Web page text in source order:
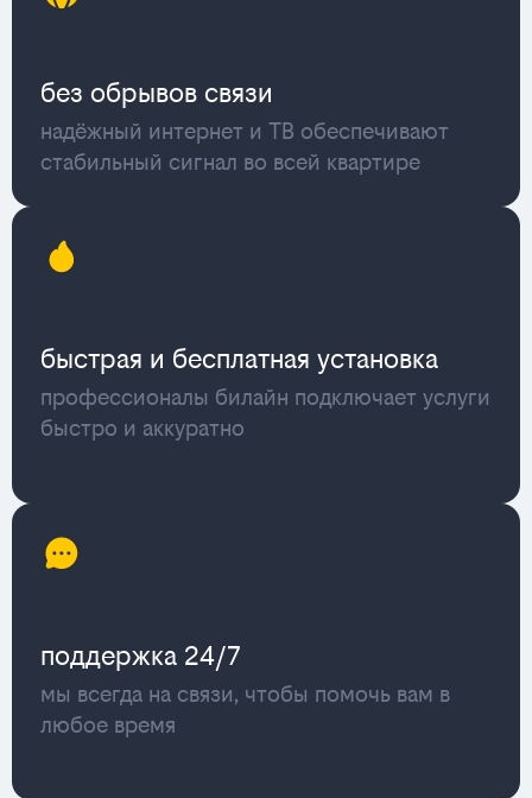
без обрывов связи
надёжный интернет и ТВ обеспечивают
стабильный сигнал во всей квартире
быстрая и бесплатная установка
профессионалы билайн подключает услуги
быстро и аккуратно
поддержка 24/7
мы всегда на связи, чтобы помочь вам в
любое время